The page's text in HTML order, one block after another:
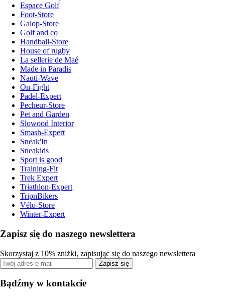
Espace Golf
Foot-Store
Galop-Store
Golf and co
Handball-Store
House of rugby
La sellerie de Maé
Made in Paradis
Nauti-Wave
On-Fight
Padel-Expert
Pecheur-Store
Pet and Garden
Slowood Interior
Smash-Expert
Sneak'In
Sneakids
Sport is good
Training-Fit
Trek Expert
Triathlon-Expert
TripnBikers
Vélo-Store
Winter-Expert
Zapisz się do naszego newslettera
Skorzystaj z 10% zniżki, zapisując się do naszego newslettera
Zapisz się
Bądźmy w kontakcie